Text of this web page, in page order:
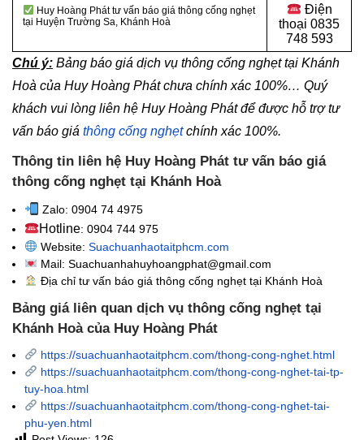
Huy Hoàng Phát tư vấn báo giá thông cống nghẹt
tại Huyện Trường Sa, Khánh Hoà
Điện
thoại 0835
748 593
Chú ý: Bảng báo giá dịch vụ thông cống nghẹt tại Khánh
Hoà của Huy Hoàng Phát chưa chính xác 100%… Quý
khách vui lòng liên hệ Huy Hoàng Phát để được hỗ trợ tư
vấn báo giá thông cống nghẹtchính xác 100%.
Thông tin liên hệ Huy Hoàng Phát tư vấn báo giá
thông cống nghẹt tại Khánh Hoà
Zalo: 0904 74 4975
Hotline: 0904 744 975
Website: Suachuanhaotaitphcm.com
Mail: Suachuanhahuyhoangphat@gmail.com
Địa chỉ tư vấn báo giá thông cống nghẹttại Khánh Hoà
Bảng giá liên quan dịch vụ thông cống nghẹt tại
Khánh Hoà của Huy Hoàng Phát
https://suachuanhaotaitphcm.com/thong-cong-nghet.html
https://suachuanhaotaitphcm.com/thong-cong-nghet-tai-tp-
tuy-hoa.html
https://suachuanhaotaitphcm.com/thong-cong-nghet-tai-
phu-yen.html